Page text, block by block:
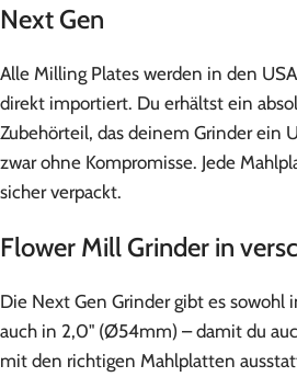
Next Gen
Alle Milling Plates werden in den
direkt importiert. Du erhältst ein
Zubehörteil, das deinem Grinder ein
zwar ohne Kompromisse. Jede
sicher verpackt.
Flower Mill Grinder in
Die Next Gen Grinder gibt es
auch in 2,0" (Ø54mm) – damit du
mit den richtigen Mahlplatten